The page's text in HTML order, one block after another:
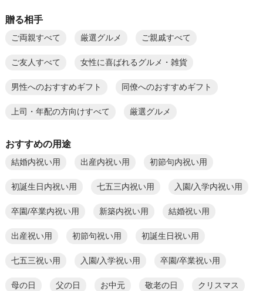
贈る相手
ご両親すべて 厳選グルメ ご親戚すべて
ご友人すべて 女性に喜ばれるグルメ・雑貨
男性へのおすすめギフト 同僚へのおすすめギフト
上司・年配の方向けすべて 厳選グルメ
おすすめの用途
結婚内祝い用 出産内祝い用 初節句内祝い用
初誕生日内祝い用 七五三内祝い用 入園/入学内祝い用
卒園/卒業内祝い用 新築内祝い用 結婚祝い用
出産祝い用 初節句祝い用 初誕生日祝い用
七五三祝い用 入園/入学祝い用 卒園/卒業祝い用
母の日 父の日 お中元 敬老の日 クリスマス